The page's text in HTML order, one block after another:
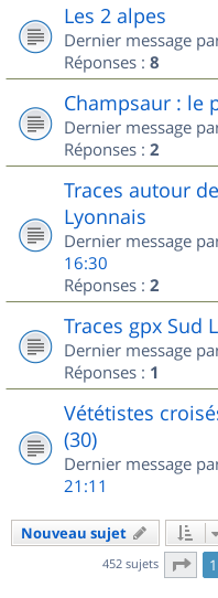
Les 2 alpes
Dernier message
Réponses : 8
Champsaur : le
Dernier message
Réponses : 2
Traces autour
Lyonnais
Dernier message
16:30
Réponses : 2
Traces gpx Sud
Dernier message
Réponses : 1
Vététistes
(30)
Dernier message
21:11
Nouveau sujet
452 sujets Page
1